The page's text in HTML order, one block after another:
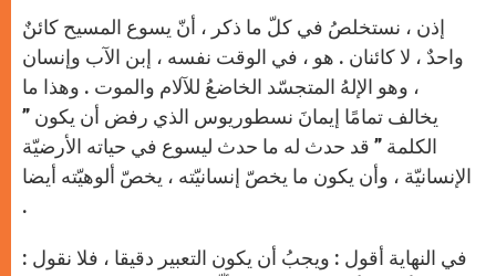
إذن ، نستخلصُ في كلّ ما ذكر ، أنّ يسوع المسيح كائنٌ
واحدٌ ، لا كائنان . هو ، في الوقت نفسه ، إبن الآب وإنسان
، وهو الإلهُ المتجسّد الخاضعُ للآلام والموت . وهذا ما
يخالف تمامًا إيمانَ نسطوريوس الذي رفض أن يكون ”
الكلمة ” قد حدث له ما حدث ليسوع في حياته الأرضيّة
الإنسانيّة ، وأن يكون ما يخصّ إنسانيّته ، يخصّ ألوهيّته أيضا
.
في النهاية أقول : ويجبُ أن يكون التعبير دقيقا ، فلا نقول :